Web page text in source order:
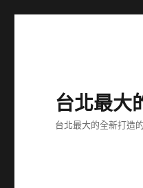
台北最大
台北最大的全新打造